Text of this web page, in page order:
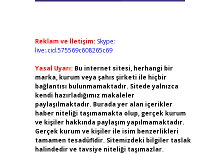
Reklam ve İletişim: Skype:
live:.cid.575569c608265c69
Yasal Uyarı: Bu internet sitesi, herhangi bir
marka, kurum veya şahıs şirketi ile hiçbir
bağlantısı bulunmamaktadır. Sitede yalnızca
kendi hazırladığımız makaleler
paylaşılmaktadır. Burada yer alan içerikler
haber niteliği taşımamakta olup, gerçek kurum
ve kişiler hakkında paylaşım yapılmamaktadır.
Gerçek kurum ve kişiler ile isim benzerlikleri
tamamen tesadüfidir. Sitemizdeki bilgiler taslak
halindedir ve tavsiye niteliği taşımazlar.